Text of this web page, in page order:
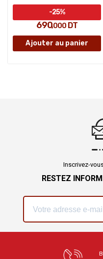
690,000 DT
-25%
Ajouter au panier
Inscrivez-
RESTEZ